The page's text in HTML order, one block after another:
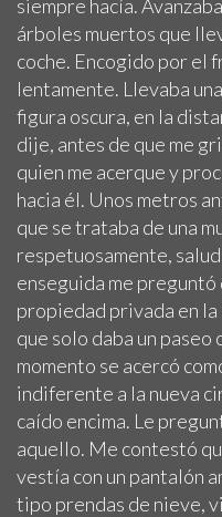
siempre hacía.
árboles muertos que
coche. Encogido por el
lentamente. Llevaba
figura oscura, en la
dije, antes de que me
quien me acerque y
hacia él. Unos metros
que se trataba de una
respetuosamente,
enseguida me preguntó
propiedad privada en
que solo daba un
momento se acercó
indiferente a la nueva
caído encima. Le
aquello. Me contestó
vestía con un pantalón
tipo prendas de nieve,